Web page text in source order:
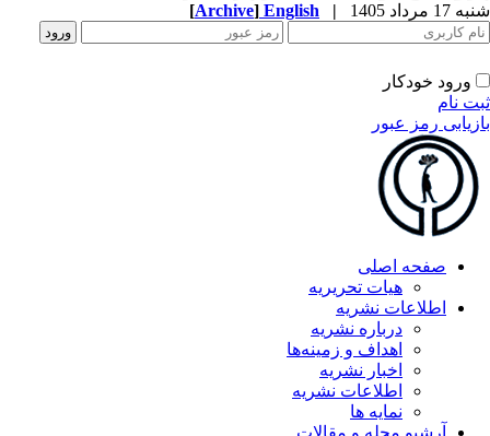
مرداد 1405 |
English
[Archive]
ورود خودکار
نام
رمز عبور
صفحه اصلی
هیات تحریریه
اطلاعات نشریه
درباره نشریه
اهداف و زمینه‌ها
اخبار نشریه
اطلاعات نشریه
نمایه ها
آرشیو مجله و مقالات